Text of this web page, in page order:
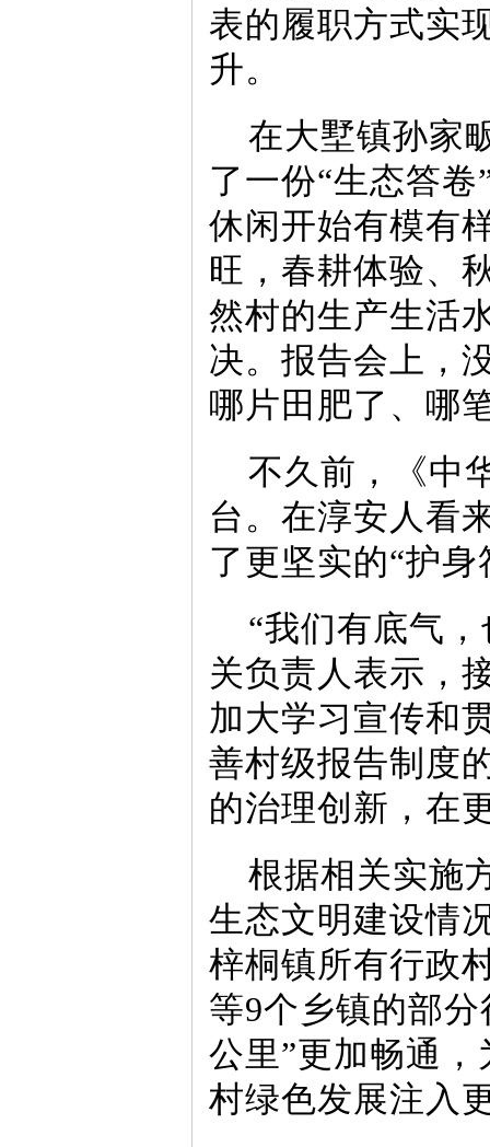
表的履职方式实
升。
在大墅镇孙家
了一份“生态答
休闲开始有模有
旺，春耕体验、
然村的生产生活
决。报告会上，
哪片田肥了、哪
不久前，《中
台。在淳安人看
了更坚实的“护身
“我们有底气
关负责人表示，
加大学习宣传和
善村级报告制度
的治理创新，在
根据相关实施
生态文明建设情
梓桐镇所有行政
等9个乡镇的部
公里”更加畅通
村绿色发展注入